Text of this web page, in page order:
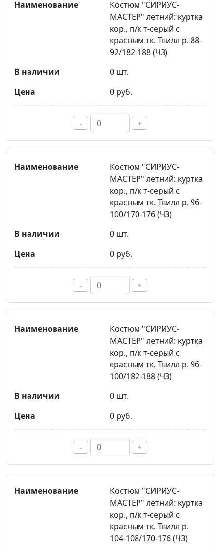
Костюм "СИРИУС-
МАСТЕР" летний: куртка
кор., п/к т-серый с
красным тк. Твилл р. 88-
92/182-188 (ЧЗ)
0 шт.
0 руб.
- +
Костюм "СИРИУС-
МАСТЕР" летний: куртка
кор., п/к т-серый с
красным тк. Твилл р. 96-
100/170-176 (ЧЗ)
0 шт.
0 руб.
- +
Костюм "СИРИУС-
МАСТЕР" летний: куртка
кор., п/к т-серый с
красным тк. Твилл р. 96-
100/182-188 (ЧЗ)
0 шт.
0 руб.
- +
Костюм "СИРИУС-
МАСТЕР" летний: куртка
кор., п/к т-серый с
красным тк. Твилл р.
104-108/170-176 (ЧЗ)